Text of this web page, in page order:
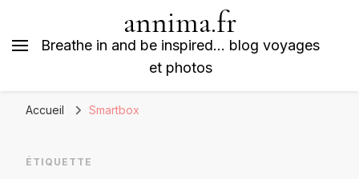
annima.fr
Breathe in and be inspired… blog voyages
et photos
Accueil Smartbox
ÉTIQUETTE